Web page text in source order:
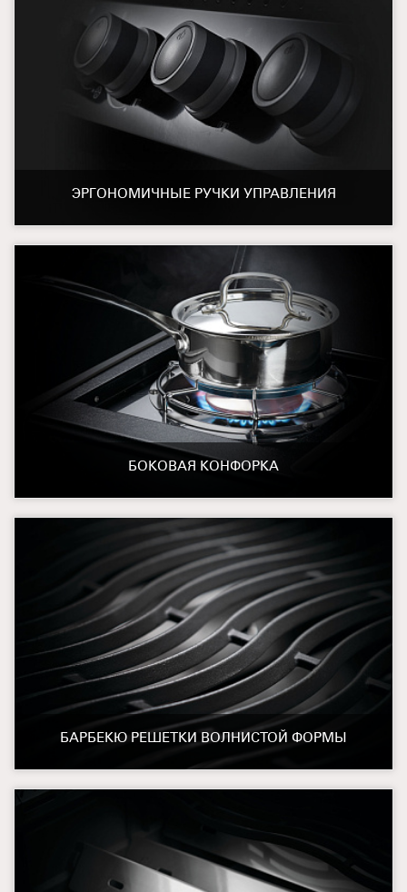
ЭРГОНОМИЧНЫЕ РУЧКИ УПРАВЛЕНИЯ
БОКОВАЯ КОНФОРКА
БАРБЕКЮ РЕШЕТКИ ВОЛНИСТОЙ ФОРМЫ